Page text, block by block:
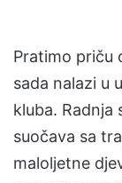
Pratimo priču
sada nalazi u
kluba. Radnja
suočava sa
maloljetne